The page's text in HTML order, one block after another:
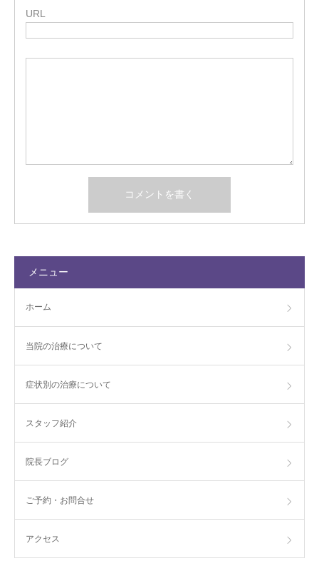
URL
メニュー
ホーム
当院の治療について
症状別の治療について
スタッフ紹介
院長ブログ
ご予約・お問合せ
アクセス